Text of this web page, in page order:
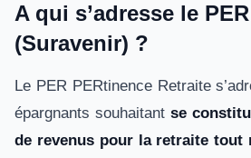
A qui s’adresse le
(Suravenir) ?
Le PER PERtinence Retraite
épargnants souhaitant se
de revenus pour la retraite tout